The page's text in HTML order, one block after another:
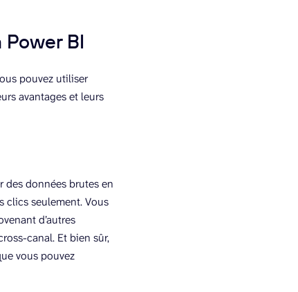
BI
pouvez utiliser
avantages et leurs
des données brutes en
clics seulement. Vous
d’autres
canal. Et bien sûr,
vous pouvez